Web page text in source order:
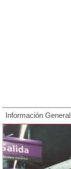
Información General